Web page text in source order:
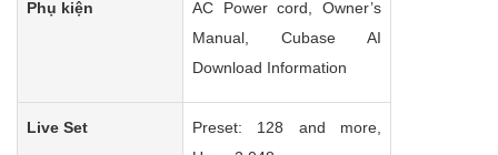
Phụ kiện
AC Power cord, Owner’s
Manual, Cubase AI
Download Information
Live Set
Preset: 128 and more,